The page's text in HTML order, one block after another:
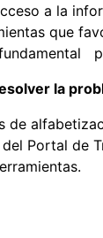
a la
que
la
de
Portal de